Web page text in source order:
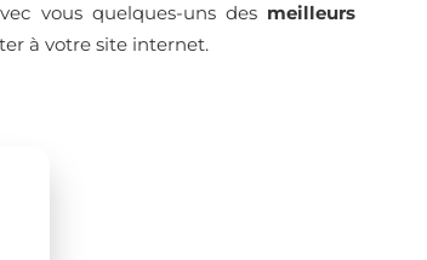
vous quelques-uns des meilleurs
à votre site internet.